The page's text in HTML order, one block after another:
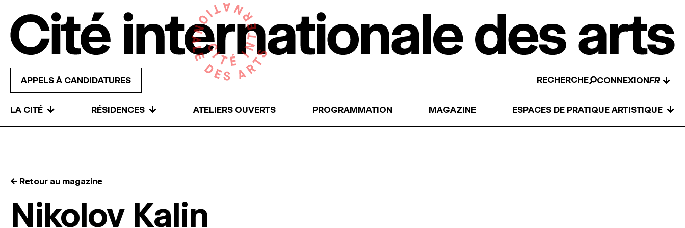
APPELS À CANDIDATURES RECHERCHE CONNEXION ↓
LA CITÉ ↓ RÉSIDENCES ↓ ATELIERS OUVERTS PROGRAMMATION MAGAZINE ESPACES DE PRATIQUE ARTISTIQUE ↓
← Retour au magazine
Nikolov Kalin